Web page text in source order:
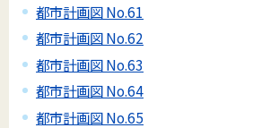
都市計画図 No.61
都市計画図 No.62
都市計画図 No.63
都市計画図 No.64
都市計画図 No.65